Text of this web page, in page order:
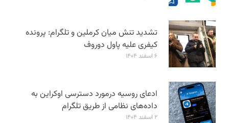
تشدید تنش میان کرملین و تلگرام: پرونده
کیفری علیه پاول دوروف
۶ اسفند ۱۴۰۴
ادعای روسیه درمورد دسترسی اوکراین به
داده‌های نظامی از طریق تلگرام
۲ اسفند ۱۴۰۴